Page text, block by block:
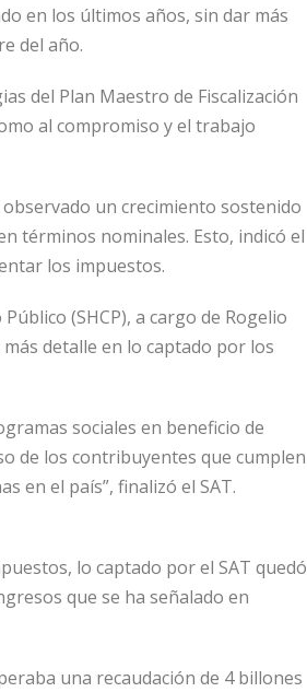
en los últimos años, sin dar más
del año.
del Plan Maestro de Fiscalización
al compromiso y el trabajo
un crecimiento sostenido
términos nominales. Esto, indicó el
los impuestos.
(SHCP), a cargo de Rogelio
detalle en lo captado por los
sociales en beneficio de
de los contribuyentes que cumplen
en el país”, finalizó el SAT.
lo captado por el SAT quedó
que se ha señalado en
una recaudación de 4 billones